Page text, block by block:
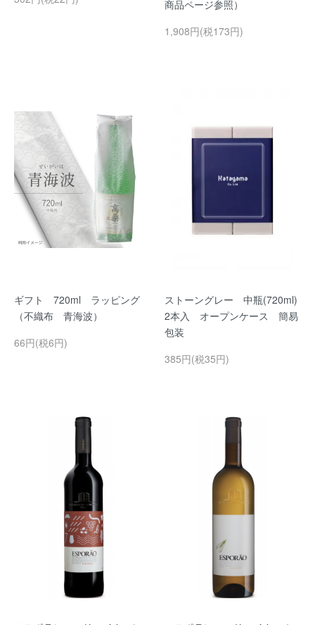
商品ページ参照）
1,908円(税173円)
ギフト 720ml ラッピング
（不織布 青海波）
66円(税6円)
ストーングレー 中瓶(720ml)
2本入 オープンケース 簡易
包装
385円(税35円)